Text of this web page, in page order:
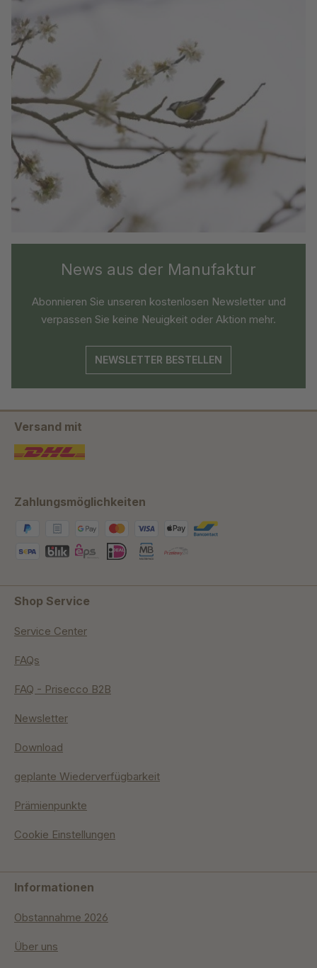
News aus der Manufaktur
Abonnieren Sie unseren kostenlosen Newsletter und
verpassen Sie keine Neuigkeit oder Aktion mehr.
NEWSLETTER BESTELLEN
Versand mit
Zahlungsmöglichkeiten
Shop Service
Service Center
FAQs
FAQ - Prisecco B2B
Newsletter
Download
geplante Wiederverfügbarkeit
Prämienpunkte
Cookie Einstellungen
Informationen
Obstannahme 2026
Über uns